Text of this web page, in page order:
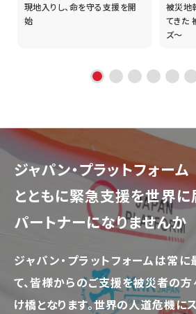
現地入りし、命を守る支援を開
始
被災地
てきた
ズ～
ジャパン・プラットフォーム
とともに緊急支援を世界に
パートナーになりませんか
ジャパン・プラットフォームは常
て、皆様からのご支援を被災者の
け橋となります。世界の人道危機に